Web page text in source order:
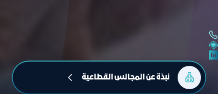
نبذة عن المجالس القطاعية